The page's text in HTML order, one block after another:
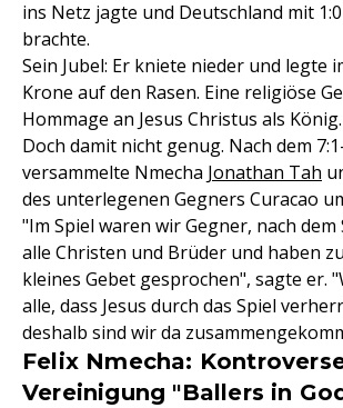
ins Netz jagte und Deutschland mit
brachte.
Sein Jubel: Er kniete nieder und legte
Krone auf den Rasen. Eine religiöse
Hommage an Jesus Christus als König.
Doch damit nicht genug. Nach dem
versammelte Nmecha Jonathan Tah
des unterlegenen Gegners Curacao
"Im Spiel waren wir Gegner, nach dem
alle Christen und Brüder und haben
kleines Gebet gesprochen", sagte er.
alle, dass Jesus durch das Spiel
deshalb sind wir da
Felix Nmecha:
Vereinigung "Ballers in